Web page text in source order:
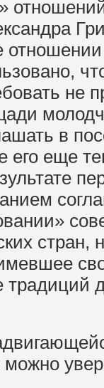
не
в
его еще
стран,
традиций